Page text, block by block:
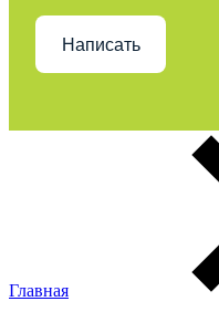
Написать
Главная